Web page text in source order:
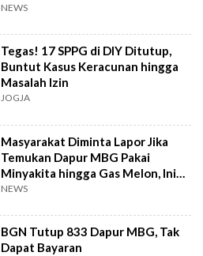
NEWS
Tegas! 17 SPPG di DIY Ditutup,
Buntut Kasus Keracunan hingga
Masalah Izin
JOGJA
Masyarakat Diminta Lapor Jika
Temukan Dapur MBG Pakai
Minyakita hingga Gas Melon, Ini
Sanksinya!
NEWS
BGN Tutup 833 Dapur MBG, Tak
Dapat Bayaran